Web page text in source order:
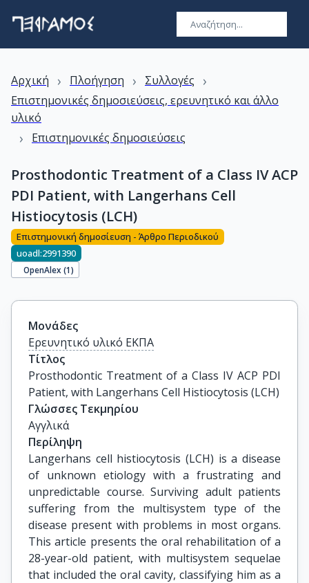
Αρχική › Πλοήγηση › Συλλογές ›
Επιστημονικές δημοσιεύσεις, ερευνητικό και άλλο
υλικό
› Επιστημονικές δημοσιεύσεις
Prosthodontic Treatment of a Class IV ACP
PDI Patient, with Langerhans Cell
Histiocytosis (LCH)
Επιστημονική δημοσίευση - Άρθρο Περιοδικού
uoadl:2991390
OpenAlex (1)
Μονάδες
Ερευνητικό υλικό ΕΚΠΑ
Τίτλος
Prosthodontic Treatment of a Class IV ACP PDI
Patient, with Langerhans Cell Histiocytosis (LCH)
Γλώσσες Τεκμηρίου
Αγγλικά
Περίληψη
Langerhans cell histiocytosis (LCH) is a disease
of unknown etiology with a frustrating and
unpredictable course. Surviving adult patients
suffering from the multisystem type of the
disease present with problems in most organs.
This article presents the oral rehabilitation of a
28-year-old patient, with multisystem sequelae
that included the oral cavity, classifying him as a